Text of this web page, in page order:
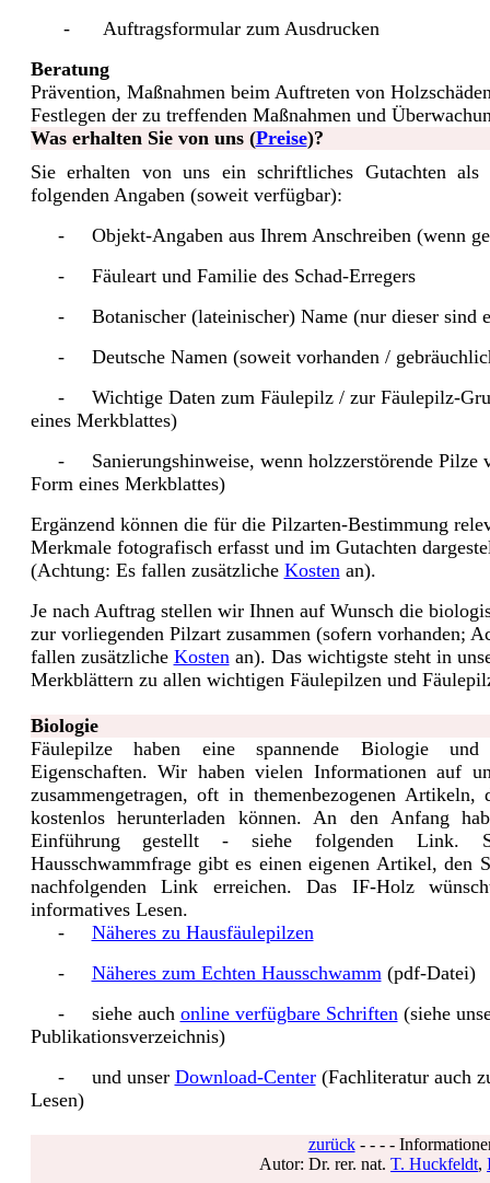
- Auftragsformular zum Ausdrucken
Beratung
Prävention, Maßnahmen beim Auftreten von
Festlegen der zu treffenden Maßnahmen und
Was erhalten Sie von uns (Preise)?
Sie erhalten von uns ein schriftliches Gutachten
folgenden Angaben (soweit verfügbar):
- Objekt-Angaben aus Ihrem Anschreiben (wenn
- Fäuleart und Familie des Schad-Erregers
- Botanischer (lateinischer) Name (nur dieser sind
- Deutsche Namen (soweit vorhanden /
- Wichtige Daten zum Fäulepilz / zur Fäulepilz-
eines Merkblattes)
- Sanierungshinweise, wenn holzzerstörende Pilze
Form eines Merkblattes)
Ergänzend können die für die Pilzarten-Bestimmung
Merkmale fotografisch erfasst und im Gutachten
(Achtung: Es fallen zusätzliche Kostenan).
Je nach Auftrag stellen wir Ihnen auf Wunsch die
zur vorliegenden Pilzart zusammen (sofern vorhanden;
fallen zusätzliche Kostenan). Das wichtigste steht in
Merkblättern zu allen wichtigen Fäulepilzen und
Biologie
Fäulepilze haben eine spannende Biologie und
Eigenschaften. Wir haben vielen Informationen auf
zusammengetragen, oft in themenbezogenen
kostenlos herunterladen können. An den Anfang
Einführung gestellt - siehe folgenden Link.
Hausschwammfrage gibt es einen eigenen Artikel, den
nachfolgenden Link erreichen. Das IF-Holz
informatives Lesen.
- Näheres zu Hausfäulepilzen
- Näheres zum Echten Hausschwamm(pdf-Datei)
- siehe auch online verfügbare Schriften(siehe
Publikationsverzeichnis)
- und unser Download-Center(Fachliteratur auch
Lesen)
zurück- - - -
Autor: Dr. rer. nat. T. Huckfeldt,